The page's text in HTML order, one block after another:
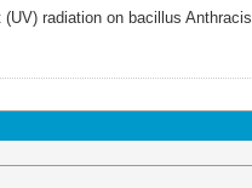
radiation on bacillus Anthracis